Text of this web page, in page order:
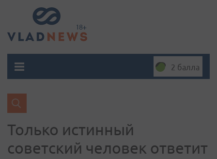
2 балла
Только истинный
советский человек ответит